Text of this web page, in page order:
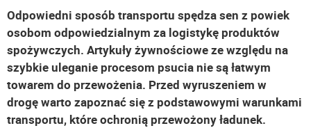
Odpowiedni sposób transportu spędza sen z powiek
osobom odpowiedzialnym za logistykę produktów
spożywczych. Artykuły żywnościowe ze względu na
szybkie uleganie procesom psucia nie są łatwym
towarem do przewożenia. Przed wyruszeniem w
drogę warto zapoznać się z podstawowymi warunkami
transportu, które ochronią przewożony ładunek.